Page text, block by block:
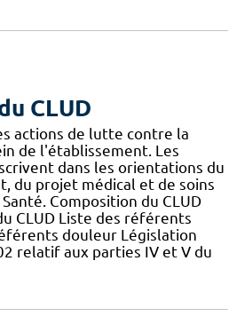
CLUD
actions de lutte contre la
de l'établissement. Les
dans les orientations du
du projet médical et de soins
Composition du CLUD
CLUD Liste des référents
douleur Législation
relatif aux parties IV et V du